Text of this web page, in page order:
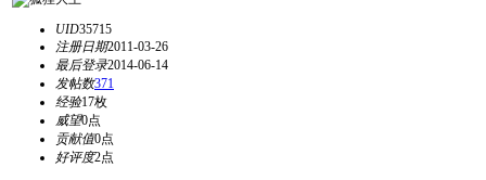
UID35715
注册日期2011-03-26
最后登录2014-06-14
发帖数371
经验17枚
威望0点
贡献值0点
好评度2点